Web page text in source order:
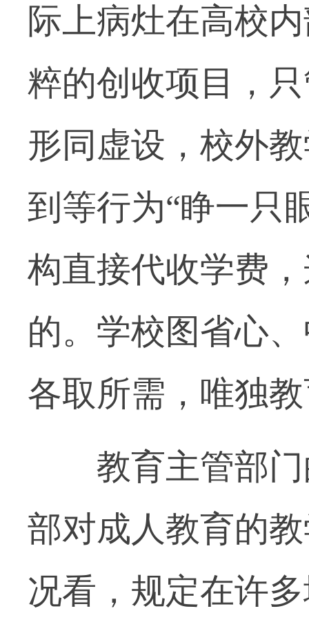
际上病灶在高校
粹的创收项目，
形同虚设，校外
到等行为“睁一只
构直接代收学费
的。学校图省心
各取所需，唯独
教育主管部门
部对成人教育的
况看，规定在许